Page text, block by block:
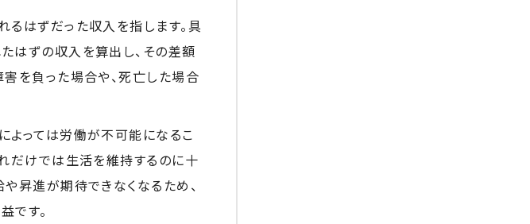
はずだった収入を指します。具
はずの収入を算出し、その差額
を負った場合や、死亡した場合
よっては労働が不可能になるこ
だけでは生活を維持するのに十
昇進が期待できなくなるため、
です。